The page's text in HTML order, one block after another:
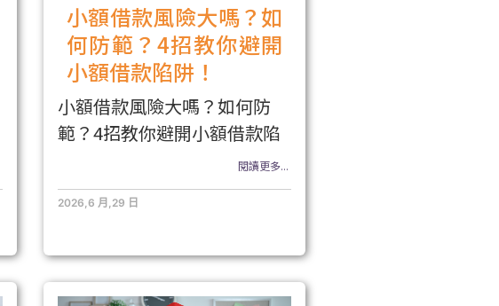
小額借款風險大嗎？如
何防範？4招教你避開
小額借款陷阱！
小額借款風險大嗎？如何防
範？4招教你避開小額借款陷
閱讀更多...
2026,6 月,29 日